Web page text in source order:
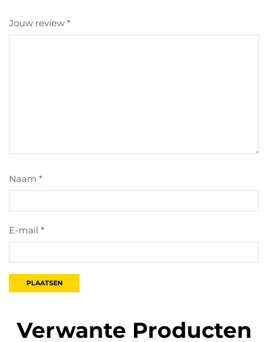
Jouw review *
Naam *
E-mail *
Verwante Producten